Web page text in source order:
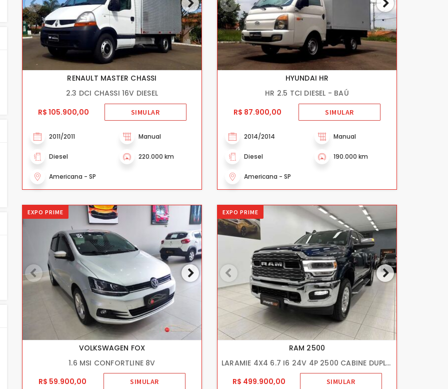
RENAULT MASTER CHASSI
2.3 DCI CHASSI 16V DIESEL
R$ 105.900,00
SIMULAR
2011/2011 Manual
Diesel 220.000 km
Americana - SP
HYUNDAI HR
HR 2.5 TCI DIESEL - BAÚ
R$ 87.900,00
SIMULAR
2014/2014 Manual
Diesel 190.000 km
Americana - SP
EXPO PRIME
VOLKSWAGEN FOX
1.6 MSI CONFORTLINE 8V
R$ 59.900,00
SIMULAR
EXPO PRIME
RAM 2500
LARAMIE 4X4 6.7 I6 24V 4P 2500 CABINE DUPLA0
R$ 499.900,00
SIMULAR